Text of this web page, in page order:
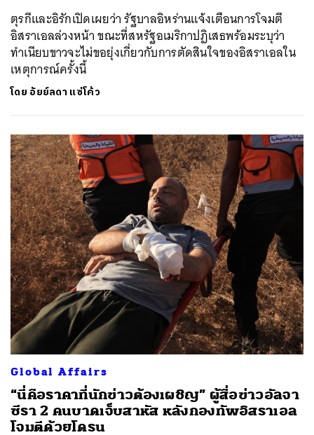
ตุรกีและอิรักเปิดเผยว่า รัฐบาลอิหร่านแจ้งเตือนการโจมตี
อิสราเอลล่วงหน้า ขณะที่สหรัฐอเมริกาปฏิเสธพร้อมระบุว่า
ทำเนียบขาวจะไม่ขอยุ่งเกี่ยวกับการตัดสินใจของอิสราเอลใน
เหตุการณ์ครั้งนี้
โดย อัยย์ลดา แซ่โค้ว
Global Affairs
“นี่คือราคาที่นักข่าวต้องเผชิญ” ผู้สื่อข่าวอัลจา
ซีรา 2 คนบาดเจ็บสาหัส หลังกองทัพอิสราเอล
โจมตีด้วยโดรน